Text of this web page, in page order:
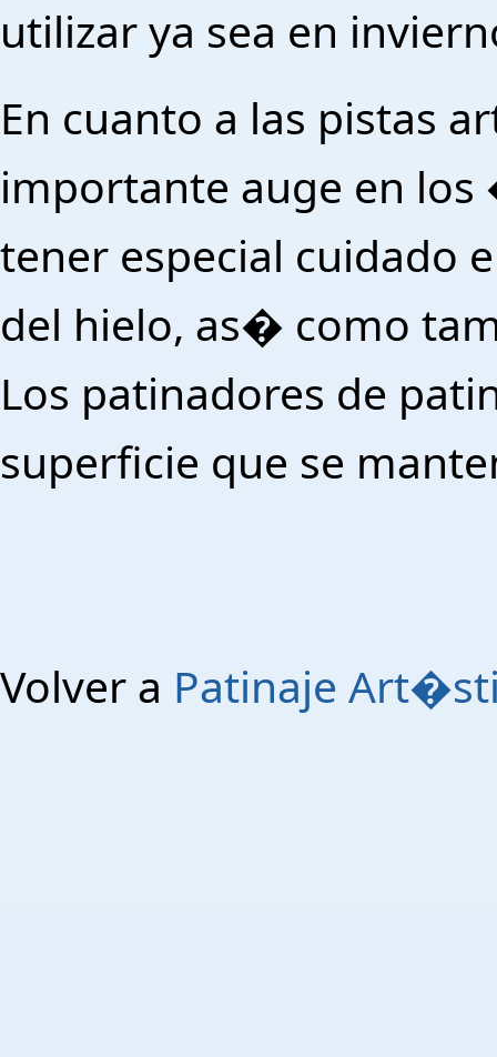
utilizar ya sea en
En cuanto a las pistas
importante auge en
tener especial cuidado
del hielo, as� como
Los patinadores de
superficie que se
Volver a Patinaje